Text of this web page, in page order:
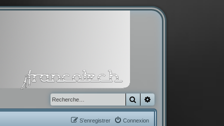
Rechercher
Connexion
S’enregistrer